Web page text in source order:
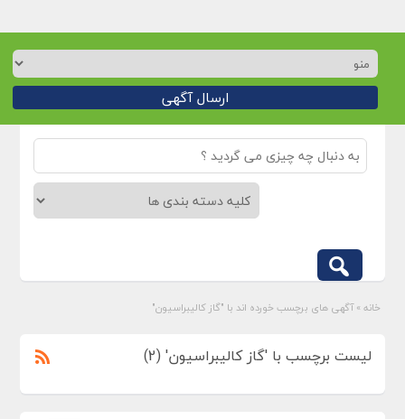
ارسال آگهی
خانه » آگهی های برچسب خورده اند با "گاز کالیبراسیون"
لیست برچسب با 'گاز کالیبراسیون' (2)